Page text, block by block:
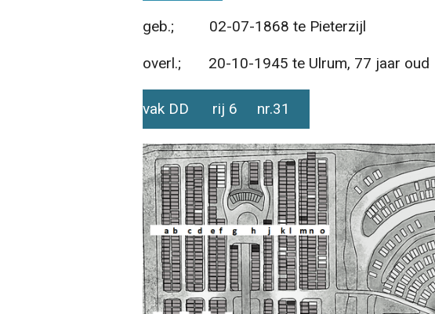
geb.; 02-07-1868 te Pieterzijl
overl.; 20-10-1945 te Ulrum, 77 jaar oud
vak DD rij 6 nr.31